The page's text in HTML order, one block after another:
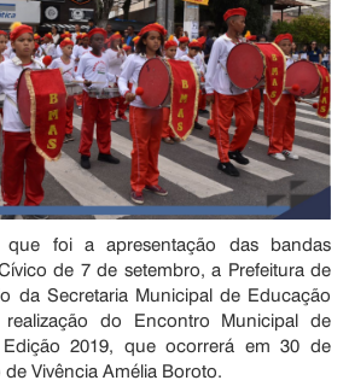
foi a apresentação das bandas
de 7 de setembro, a Prefeitura de
da Secretaria Municipal de Educação
do Encontro Municipal de
2019, que ocorrerá em 30 de
Vivência Amélia Boroto.